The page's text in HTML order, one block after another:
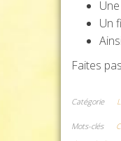
Un
Faites
Catégorie
Mots-clés